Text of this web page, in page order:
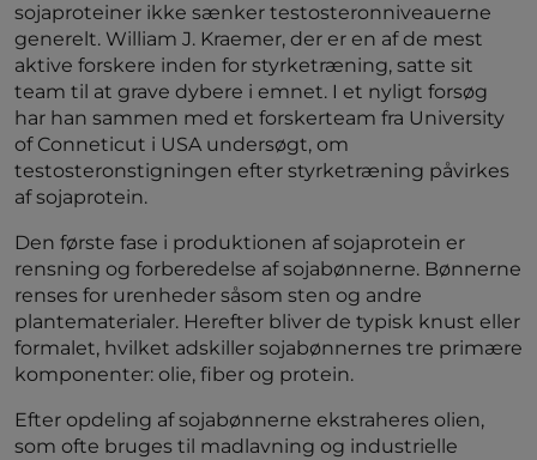
sojaproteiner ikke sænker testosteronniveauerne
generelt. William J. Kraemer, der er en af de mest
aktive forskere inden for styrketræning, satte sit
team til at grave dybere i emnet. I et nyligt forsøg
har han sammen med et forskerteam fra University
of Conneticut i USA undersøgt, om
testosteronstigningen efter styrketræning påvirkes
af sojaprotein.
Den første fase i produktionen af sojaprotein er
rensning og forberedelse af sojabønnerne. Bønnerne
renses for urenheder såsom sten og andre
plantematerialer. Herefter bliver de typisk knust eller
formalet, hvilket adskiller sojabønnernes tre primære
komponenter: olie, fiber og protein.
Efter opdeling af sojabønnerne ekstraheres olien,
som ofte bruges til madlavning og industrielle